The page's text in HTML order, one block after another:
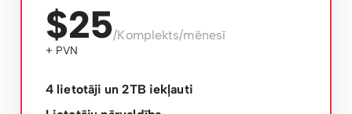
$25/Komplekts/mēnesī
+ PVN
4 lietotāji un 2TB iekļauti